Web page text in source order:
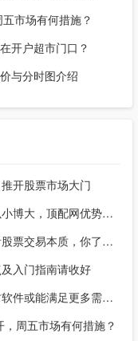
市场有何措施？
开户超市门口？
与分时图介绍
开股票市场大门
股票和期货市场实力投资者擅配资以小博大，顶配网优势尽显
股票入门知识：从沙丁鱼罐头炒卖看股票交易本质，你了解吗？
入门指南请收好
股民常用电视获股市信息，涨乐理财软件或能满足更多需求？
周五市场有何措施？